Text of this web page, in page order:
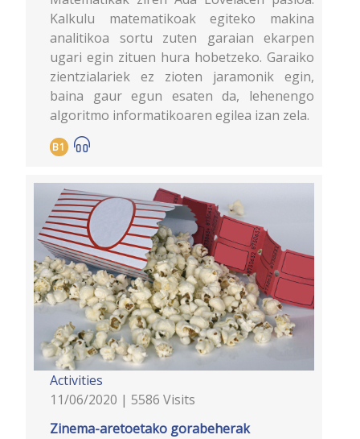
Kalkulu matematikoak egiteko makina
analitikoa sortu zuten garaian ekarpen
ugari egin zituen hura hobetzeko. Garaiko
zientzialariek ez zioten jaramonik egin,
baina gaur egun esaten da, lehenengo
algoritmo informatikoaren egilea izan zela.
B1
Activities
11/06/2020 | 5586 Visits
Zinema-aretoetako gorabeherak